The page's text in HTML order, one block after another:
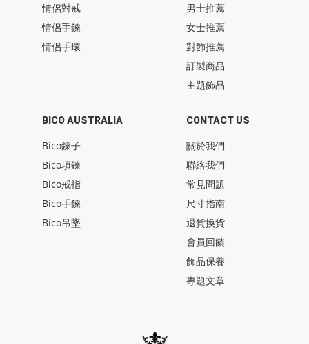
情侶對戒
情侶手鍊
情侶手環
BICO AUSTRALIA
Bico鍊子
Bico項鍊
Bico戒指
Bico手鍊
Bico吊墜
男士推薦
女士推薦
對飾推薦
訂製商品
主題飾品
CONTACT US
關於我們
聯絡我們
常見問題
尺寸指南
退貨換貨
會員回饋
飾品保養
專題文章